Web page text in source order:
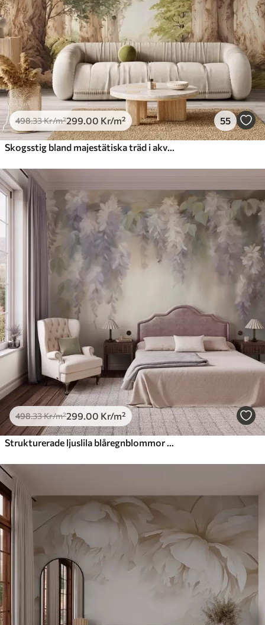
498.33Kr/m²299.00 Kr/m² 55
Skogsstig bland majestätiska träd i akvarellstil
498.33Kr/m²299.00 Kr/m²
Strukturerade ljuslila blåregnblommor som hänger nedåt tillsammans med gröna blad, mot en pastellfärgad bakgrund